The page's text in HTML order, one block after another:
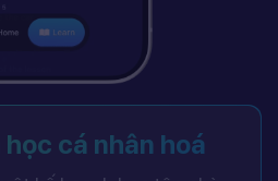
cá nhân hoá